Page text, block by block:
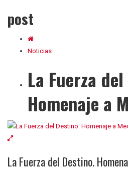
post
Noticias
La Fuerza
Homenaje a
La Fuerza del Destino.